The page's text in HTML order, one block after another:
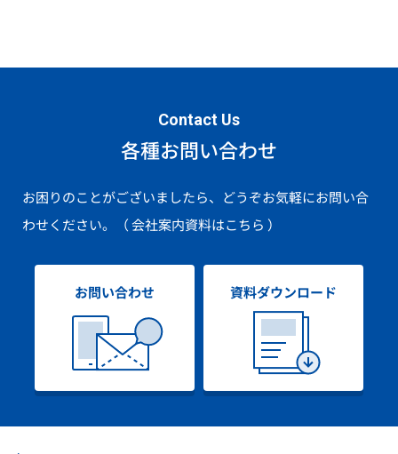
Contact Us
各種お問い合わせ
お困りのことがございましたら、どうぞお気軽にお問い合
わせください。
（ 会社案内資料はこちら ）
お問い合わせ 資料ダウンロード